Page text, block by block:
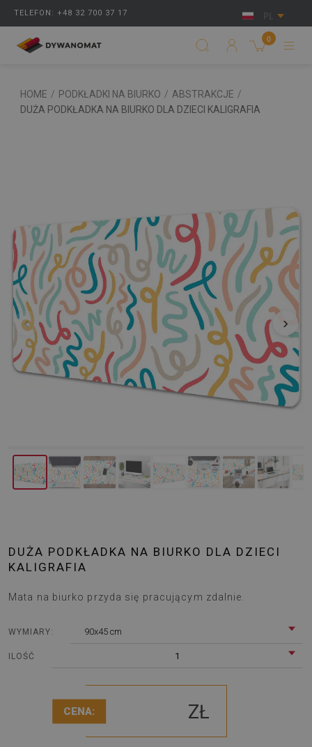
TELEFON: +48 32 700 37 17 PL
0
HOME / PODKŁADKI NA BIURKO / ABSTRAKCJE /
DUŻA PODKŁADKA NA BIURKO DLA DZIECI KALIGRAFIA
‹ ›
DUŻA PODKŁADKA NA BIURKO DLA DZIECI
KALIGRAFIA
Mata na biurko przyda się pracującym zdalnie.
WYMIARY: 90x45 cm
ILOŚĆ 1
CENA: ZŁ